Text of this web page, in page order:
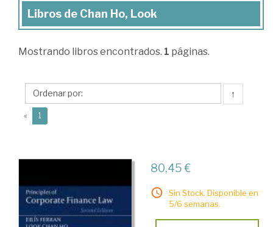
Libros
Chan
Look
Libros de Chan Ho, Look
Mostrando libros encontrados. 1 páginas.
↑
« 1
80,45 €
Sin Stock. Disponible en
5/6 semanas.